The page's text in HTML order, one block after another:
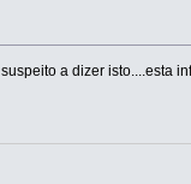
a dizer isto....esta